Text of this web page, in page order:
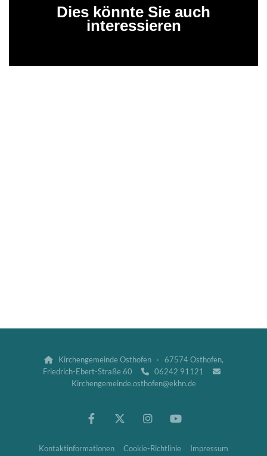
Dies könnte Sie auch
interessieren
Kirchengemeinde Osthofen · 67574 Osthofen,
Friedrich-Ebert-Straße 60
 06242 91121 
Kirchengemeinde.osthofen@ekhn.de
Kontaktinformationen Cookie-Richtlinie Impressum